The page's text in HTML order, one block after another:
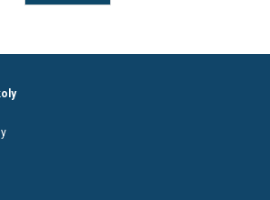
Předchozí